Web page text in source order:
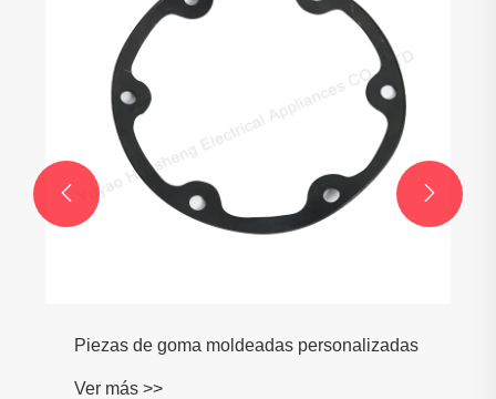
Piezas de goma moldeadas personalizadas
Ver más >>
 